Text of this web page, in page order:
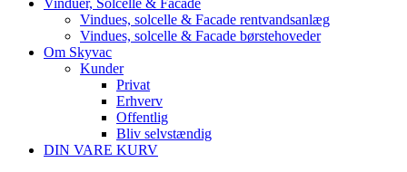
Vinduer, Solcelle & Facade
Vindues, solcelle & Facade rentvandsanlæg
Vindues, solcelle & Facade børstehoveder
Om Skyvac
Kunder
Privat
Erhverv
Offentlig
Bliv selvstændig
DIN VARE KURV